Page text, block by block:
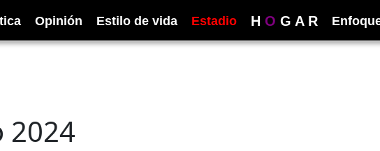
Opinión Estilo de vida Estadio H O G A R
2024